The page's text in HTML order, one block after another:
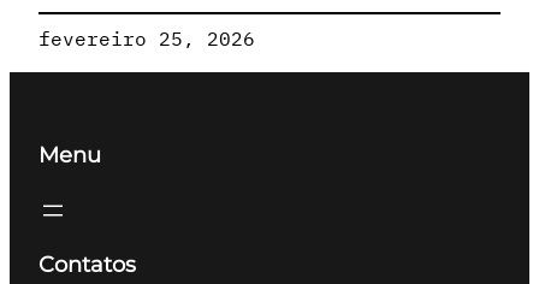
fevereiro 25, 2026
Menu
Contatos